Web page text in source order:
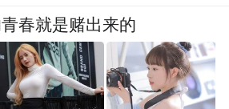
春就是赌出来的